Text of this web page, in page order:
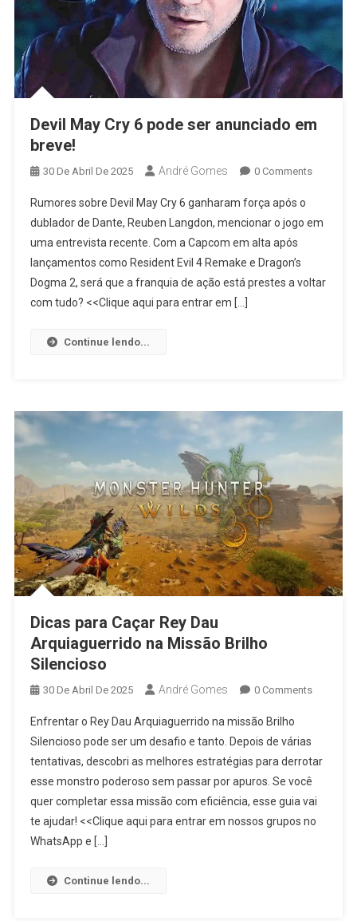
Devil May Cry 6 pode ser anunciado em
breve!
30 De Abril De 2025 André Gomes 0 Comments
Rumores sobre Devil May Cry 6 ganharam força após o
dublador de Dante, Reuben Langdon, mencionar o jogo em
uma entrevista recente. Com a Capcom em alta após
lançamentos como Resident Evil 4 Remake e Dragon’s
Dogma 2, será que a franquia de ação está prestes a voltar
com tudo? <<Clique aqui para entrar em […]
Continue lendo...
Dicas para Caçar Rey Dau
Arquiaguerrido na Missão Brilho
Silencioso
30 De Abril De 2025 André Gomes 0 Comments
Enfrentar o Rey Dau Arquiaguerrido na missão Brilho
Silencioso pode ser um desafio e tanto. Depois de várias
tentativas, descobri as melhores estratégias para derrotar
esse monstro poderoso sem passar por apuros. Se você
quer completar essa missão com eficiência, esse guia vai
te ajudar! <<Clique aqui para entrar em nossos grupos no
WhatsApp e […]
Continue lendo...